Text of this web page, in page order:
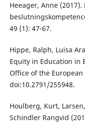
Heeager, Anne
49 (1): 47-67.
Hippe, Ralph, Luisa
Equity in Education in
Office of the
doi:10.2791/255948.
Houlberg, Kurt,
Schindler Rangvid